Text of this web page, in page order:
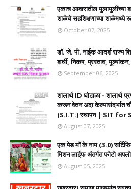
एकाच आवारातील मुलामुलींच्या
शाळेचे सहशिक्षणाच्या शाळेमध्ये
October 07, 2025
डॉ. जे. पी. नाईक आदर्श राज्य
शर्थी, निकष, प्रस्ताव,
September 06, 2025
शालार्थ ID घोटाळा - शालार्थ
करून वेतन अदा केल्यासंदर्भात
(S.I.T.) स्थापन | SIT for
August 07, 2025
एक पेड मॉ के नाम (3.0)
मिशन लाईफ अंतर्गत फोटो
August 05, 2025